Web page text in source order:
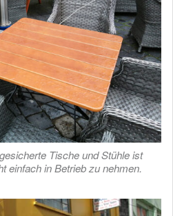
Tische und Stühle ist
einfach in Betrieb zu nehmen.